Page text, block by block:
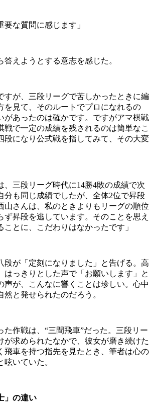
要な質問に感じます」
えようとする意志を感じた。
すが、三段リーグで苦しかったときに編
を見て、そのルートでプロになれるの
があったのは確かです。ですがアマ棋戦
戦で一定の成績を残されるのは簡単なこ
段になり公式戦を指してみて、その大変
三段リーグ時代に14勝4敗の成績で次
分も同じ成績でしたが、全体2位で昇段
山さんは、私のときよりもリーグの順位
ず昇段を逃しています。そのことを思え
ことに、こだわりはなかったです」
が「定刻になりました」と告げる。高
はっきりとした声で「お願いします」と
声が、こんなに響くことは珍しい。心中
と発せられたのだろう。
作戦は、“三間飛車”だった。三段リー
が求められたなかで、彼女が磨き続けた
飛車を持つ指先を見たとき、筆者は心の
いていた。
」の違い